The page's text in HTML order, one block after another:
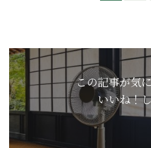
この記事が気
いいね！